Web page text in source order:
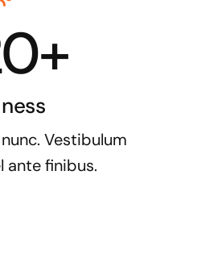
Vestibulum
ante finibus.